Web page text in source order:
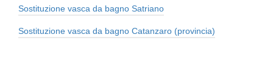
Sostituzione vasca da bagno Satriano
Sostituzione vasca da bagno Catanzaro (provincia)